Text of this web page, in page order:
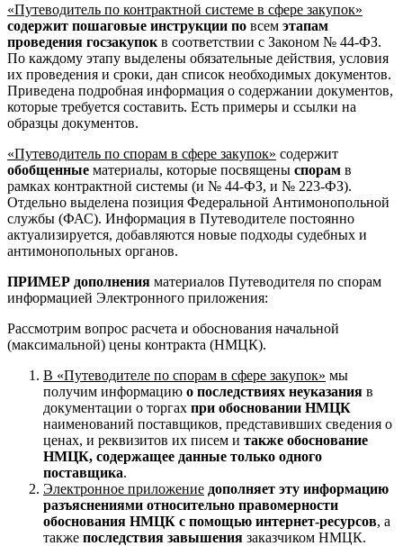
«Путеводитель по контрактной системе в сфере закупок»
содержит пошаговые инструкции по всем этапам
проведения госзакупок в соответствии с Законом № 44-ФЗ.
По каждому этапу выделены обязательные действия, условия
их проведения и сроки, дан список необходимых документов.
Приведена подробная информация о содержании документов,
которые требуется составить. Есть примеры и ссылки на
образцы документов.
«Путеводитель по спорам в сфере закупок» содержит
обобщенные материалы, которые посвящены спорам в
рамках контрактной системы (и № 44-ФЗ, и № 223-ФЗ).
Отдельно выделена позиция Федеральной Антимонопольной
службы (ФАС). Информация в Путеводителе постоянно
актуализируется, добавляются новые подходы судебных и
антимонопольных органов.
ПРИМЕР дополнения материалов Путеводителя по спорам
информацией Электронного приложения:
Рассмотрим вопрос расчета и обоснования начальной
(максимальной) цены контракта (НМЦК).
В «Путеводителе по спорам в сфере закупок» мы
получим информацию о последствиях неуказания в
документации о торгах при обосновании НМЦК
наименований поставщиков, представивших сведения о
ценах, и реквизитов их писем и также обоснование
НМЦК, содержащее данные только одного
поставщика.
Электронное приложение дополняет эту информацию
разъяснениями относительно правомерности
обоснования НМЦК с помощью интернет-ресурсов, а
также последствия завышения заказчиком НМЦК.